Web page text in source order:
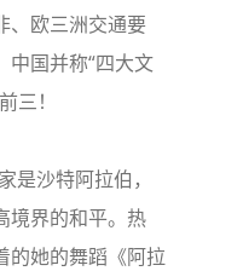
、欧三洲交通要
中国并称“四大文
三！
沙特阿拉伯，
境界的和平。热
的她的舞蹈《阿拉